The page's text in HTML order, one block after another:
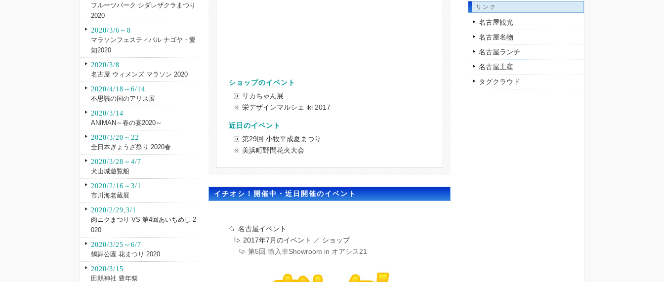
ショップのイベント
リカちゃん展
栄デザインマルシェ iki 2017
近日のイベント
第29回 小牧平成夏まつり
美浜町野間花火大会
イチオシ！開催中・近日開催のイベント
名古屋イベント
2017年7月のイベント
／ ショップ
第5回 輸入車Showroom in オアシス21
フルーツパーク シダレザクラまつり
2020
2020/3/6～8
マラソンフェスティバル ナゴヤ・愛
知2020
2020/3/8
名古屋 ウィメンズ マラソン 2020
2020/4/18～6/14
不思議の国のアリス展
2020/3/14
ANIMAN～春の宴2020～
2020/3/20～22
全日本ぎょうざ祭り 2020春
2020/3/28～4/7
犬山城遊覧船
2020/2/16～3/1
市川海老蔵展
2020/2/29,3/1
肉ニクまつり VS 第4回あいちめし 2
020
2020/3/25～6/7
鶴舞公園 花まつり 2020
2020/3/15
田縣神社 豊年祭
リンク
名古屋観光
名古屋名物
名古屋ランチ
名古屋土産
タグクラウド